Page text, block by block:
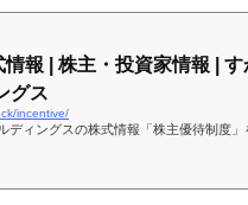
報 | 株主・投資家情報 | す
グス
incentive/
ディングスの株式情報「株主優待制度」